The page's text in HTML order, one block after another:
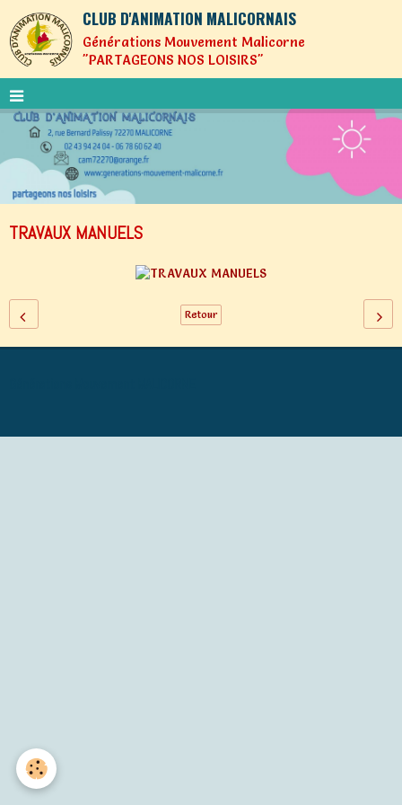
CLUB D'ANIMATION MALICORNAIS
Générations Mouvement Malicorne
"PARTAGEONS NOS LOISIRS"
TRAVAUX MANUELS
Retour